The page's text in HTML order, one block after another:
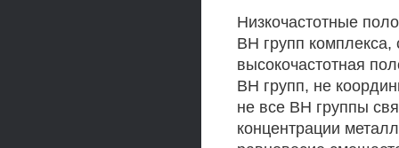
Низкочастотные
ВН групп
высокочастотная
ВН групп, не
не все ВН группы
концентрации